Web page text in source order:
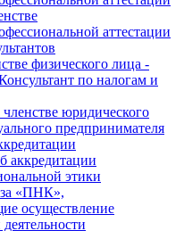
аттестации
физического лица -
по налогам и
юридического
предпринимателя
аккредитации
этики
«ПНК»,
осуществление